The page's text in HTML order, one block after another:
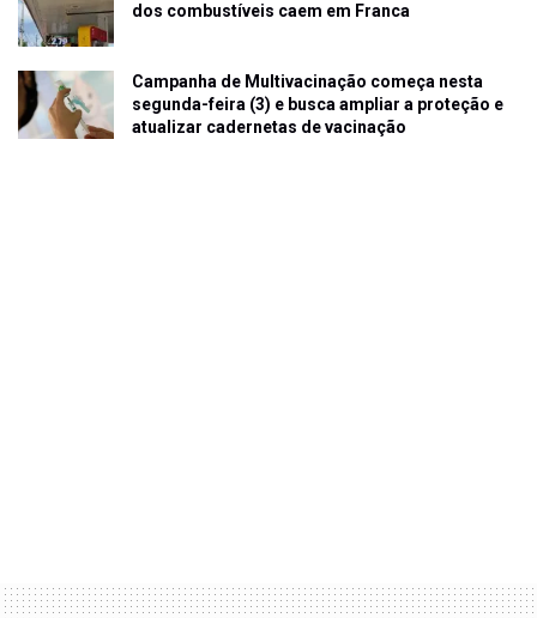
dos combustíveis caem em Franca
Campanha de Multivacinação começa nesta
segunda-feira (3) e busca ampliar a proteção e
atualizar cadernetas de vacinação